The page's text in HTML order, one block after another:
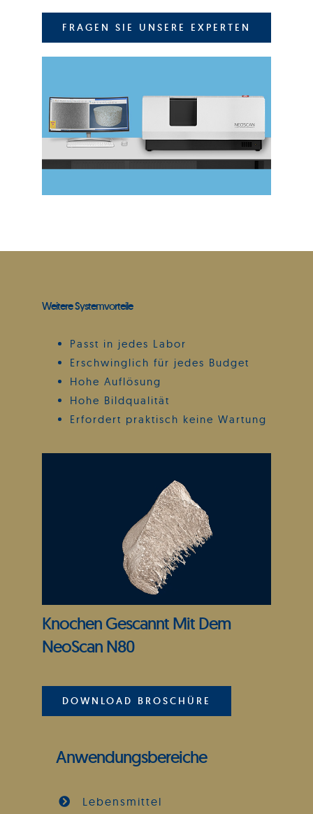
FRAGEN SIE UNSERE EXPERTEN
Weitere Systemvorteile
Passt in jedes Labor
Erschwinglich für jedes Budget
Hohe Auflösung
Hohe Bildqualität
Erfordert praktisch keine Wartung
Knochen Gescannt Mit Dem
NeoScan N80
DOWNLOAD BROSCHÜRE
Anwendungsbereiche
Lebensmittel